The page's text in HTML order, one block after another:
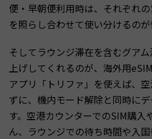
便・早朝便利用時は、それぞれ
を照らし合わせて使い分けるのが
そしてラウンジ滞在を含むグア
上げしてくれるのが、海外用
アプリ「トリファ」を使えば、
ずに、機内モード解除と同時に
す。空港カウンターでのSIM購入
ん、ラウンジでの待ち時間や入